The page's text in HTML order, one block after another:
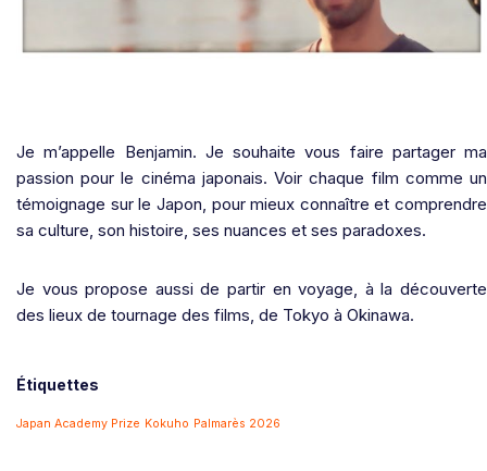
Je m’appelle Benjamin. Je souhaite vous faire partager ma
passion pour le cinéma japonais. Voir chaque film comme un
témoignage sur le Japon, pour mieux connaître et comprendre
sa culture, son histoire, ses nuances et ses paradoxes.
Je vous propose aussi de partir en voyage, à la découverte
des lieux de tournage des films, de Tokyo à Okinawa.
Étiquettes
Japan Academy Prize Kokuho Palmarès 2026